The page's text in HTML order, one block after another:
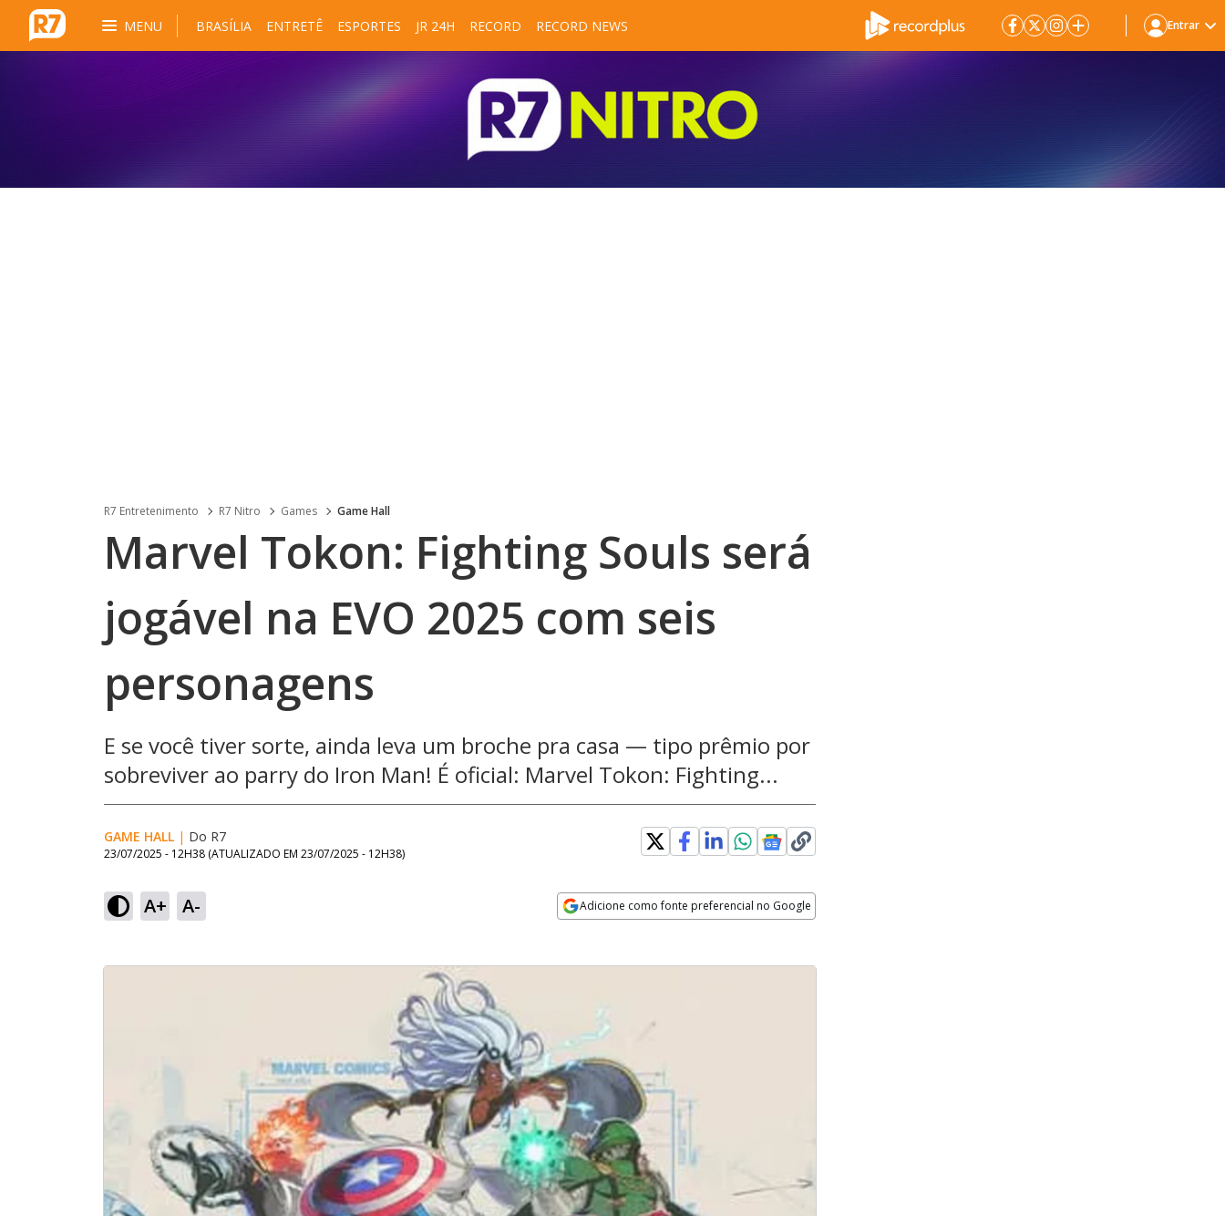
MENU BRASÍLIA ENTRETÊ ESPORTES JR 24H RECORD RECORD NEWS Entrar
R7 Entretenimento R7 Nitro Games Game Hall
Marvel Tokon: Fighting Souls será
jogável na EVO 2025 com seis
personagens
E se você tiver sorte, ainda leva um broche pra casa — tipo prêmio por
sobreviver ao parry do Iron Man! É oficial: Marvel Tokon: Fighting...
GAME HALL | Do R7
23/07/2025 - 12H38 (ATUALIZADO EM 23/07/2025 - 12H38)
A+ A- Adicione como fonte preferencial no Google